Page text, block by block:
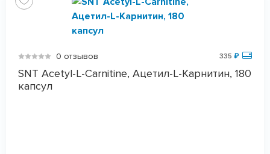
0 отзывов 335 ₽
SNT Acetyl-L-Carnitine, Ацетил-L-Карнитин, 180
капсул